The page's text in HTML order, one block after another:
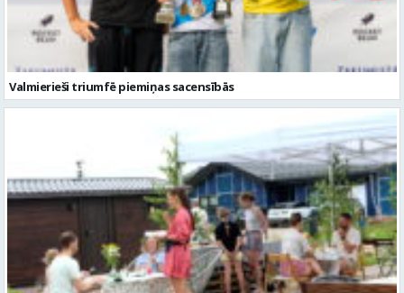
Valmierieši triumfē piemiņas sacensībās